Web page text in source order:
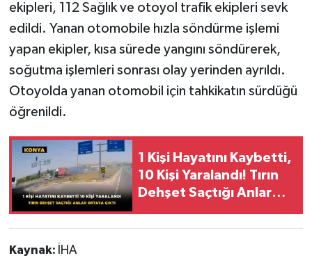
ekipleri, 112 Sağlık ve otoyol trafik ekipleri sevk
edildi. Yanan otomobile hızla söndürme işlemi
yapan ekipler, kısa sürede yangını söndürerek,
soğutma işlemleri sonrası olay yerinden ayrıldı.
Otoyolda yanan otomobil için tahkikatın sürdüğü
öğrenildi.
1 Kişi Hayatını Kaybetti,
10 Kişi Yaralandı! Tırın
Dehşet Saçtığı Anlar
Kaynak: İHA